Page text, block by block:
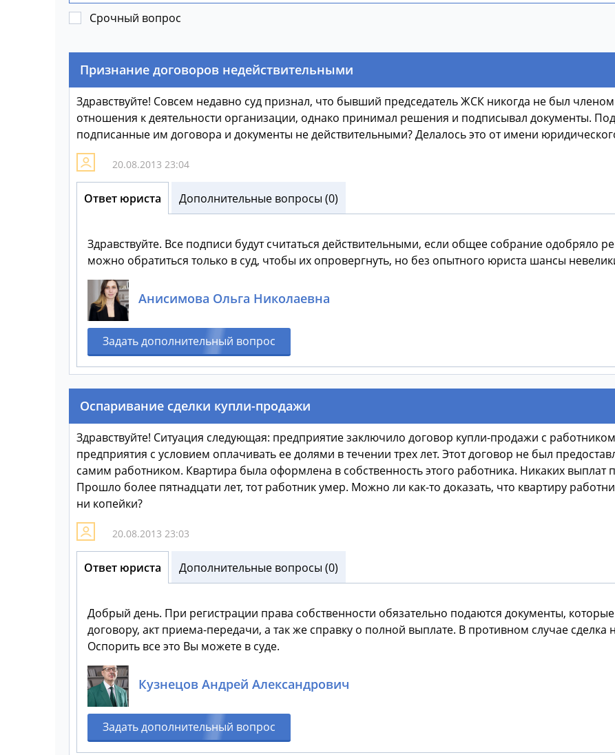
Срочный вопрос
Признание договоров недействительными
Здравствуйте! Совсем недавно суд признал, что бывший председатель ЖСК никогда не был
отношения к деятельности организации, однако принимал решения и подписывал документы.
подписанные им договора и документы не действительными? Делалось это от имени
20.08.2013 23:04
Ответ юриста Дополнительные вопросы (0)
Здравствуйте. Все подписи будут считаться действительными, если общее собрание одобряло
можно обратиться только в суд, чтобы их опровергнуть, но без опытного юриста шансы
Анисимова Ольга Николаевна
Задать дополнительный вопрос
Оспаривание сделки купли-продажи
Здравствуйте! Ситуация следующая: предприятие заключило договор купли-продажи с
предприятия с условием оплачивать ее долями в течении трех лет. Этот договор не был
самим работником. Квартира была оформлена в собственность этого работника. Никаких выплат
Прошло более пятнадцати лет, тот работник умер. Можно ли как-то доказать, что квартиру
ни копейки?
20.08.2013 23:03
Ответ юриста Дополнительные вопросы (0)
Добрый день. При регистрации права собственности обязательно подаются документы,
договору, акт приема-передачи, а так же справку о полной выплате. В противном случае сделка
Оспорить все это Вы можете в суде.
Кузнецов Андрей Александрович
Задать дополнительный вопрос